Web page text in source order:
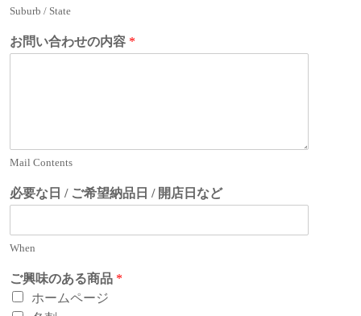
Suburb / State
お問い合わせの内容 *
Mail Contents
必要な日 / ご希望納品日 / 開店日など
When
ご興味のある商品 *
ホームページ